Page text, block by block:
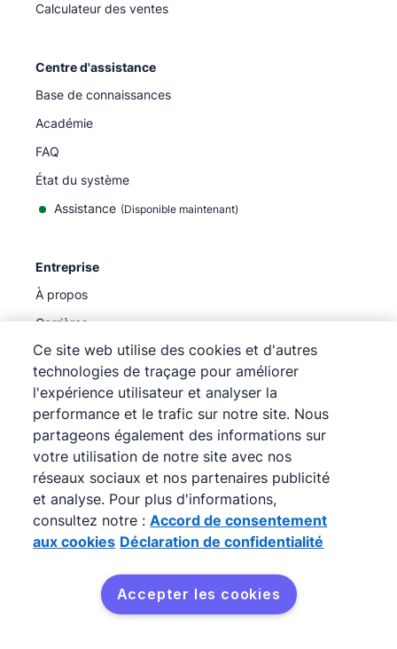
Calculateur des ventes
Centre d'assistance
Base de connaissances
Académie
FAQ
État du système
Assistance (Disponible maintenant)
Entreprise
À propos
Carrières
Blog
Newsroom
Recevoir notre newsletter
Trust center
Legal hub
Sous-traitants ultérieurs
Pipedrive
Ce site web utilise des cookies et d'autres
technologies de traçage pour améliorer
l'expérience utilisateur et analyser la
performance et le trafic sur notre site. Nous
partageons également des informations sur
votre utilisation de notre site avec nos
réseaux sociaux et nos partenaires publicité
et analyse. Pour plus d'informations,
consultez notre : Accord de consentement
aux cookies Déclaration de confidentialité
Accepter les cookies